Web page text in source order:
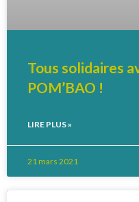
Tous solidaires
POM’BAO !
LIRE PLUS »
21 mars 2021